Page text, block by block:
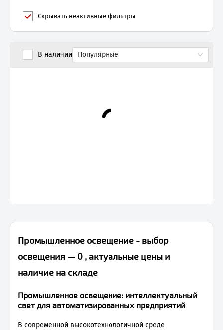
Скрывать неактивные фильтры
В наличии Популярные
Промышленное освещение - выбор
освещения — 0 , актуальные цены и
наличие на складе
Промышленное освещение: интеллектуальный
свет для автоматизированных предприятий
В современной высокотехнологичной среде